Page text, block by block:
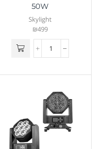
50W
Skylight
₪499